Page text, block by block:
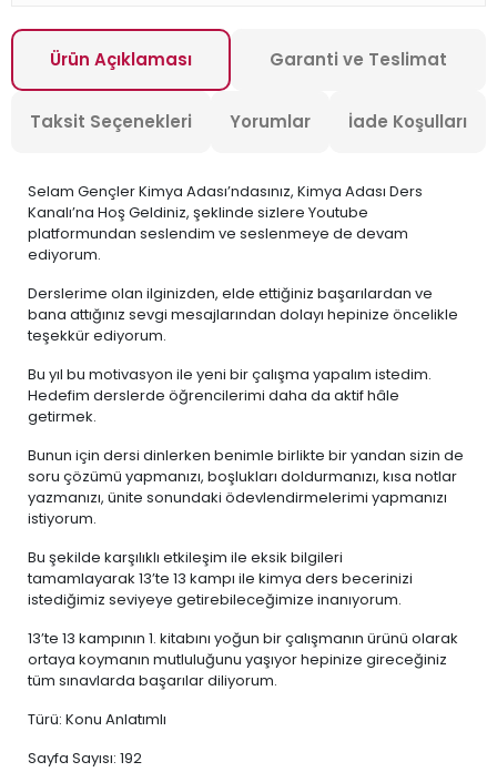
Ürün Açıklaması Garanti ve Teslimat
Taksit Seçenekleri Yorumlar İade Koşulları
Selam Gençler Kimya Adası’ndasınız, Kimya Adası Ders
Kanalı’na Hoş Geldiniz, şeklinde sizlere Youtube
platformundan seslendim ve seslenmeye de devam
ediyorum.
Derslerime olan ilginizden, elde ettiğiniz başarılardan ve
bana attığınız sevgi mesajlarından dolayı hepinize öncelikle
teşekkür ediyorum.
Bu yıl bu motivasyon ile yeni bir çalışma yapalım istedim.
Hedefim derslerde öğrencilerimi daha da aktif hâle
getirmek.
Bunun için dersi dinlerken benimle birlikte bir yandan sizin de
soru çözümü yapmanızı, boşlukları doldurmanızı, kısa notlar
yazmanızı, ünite sonundaki ödevlendirmelerimi yapmanızı
istiyorum.
Bu şekilde karşılıklı etkileşim ile eksik bilgileri
tamamlayarak 13’te 13 kampı ile kimya ders becerinizi
istediğimiz seviyeye getirebileceğimize inanıyorum.
13’te 13 kampının 1. kitabını yoğun bir çalışmanın ürünü olarak
ortaya koymanın mutluluğunu yaşıyor hepinize gireceğiniz
tüm sınavlarda başarılar diliyorum.
Türü: Konu Anlatımlı
Sayfa Sayısı: 192